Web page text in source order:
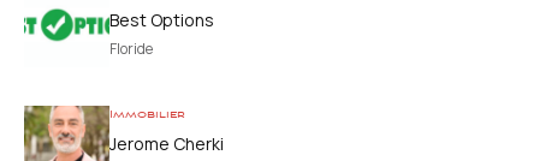
Best Options
Floride
Immobilier
Jerome Cherki